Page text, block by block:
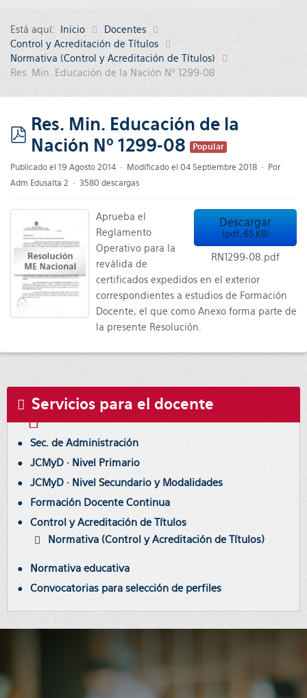
Está aquí: Inicio
Docentes
Control y Acreditación de Títulos
Normativa (Control y Acreditación de Títulos)
Res. Min. Educación de la Nación Nº 1299-08
pdf
Res. Min. Educación de la
Nación Nº 1299-08
Popular
Publicado el 19 Agosto 2014 Modificado el 04 Septiembre 2018
Por
Adm Edusalta 2
3580 descargas
Descargar
(pdf, 65 KB)
RN1299-08.pdf
Aprueba el
Reglamento
Operativo para la
reválida de
certificados expedidos en el exterior
correspondientes a estudios de Formación
Docente, el que como Anexo forma parte de
la presente Resolución.
Servicios para el docente
Sec. de Administración
JCMyD · Nivel Primario
JCMyD · Nivel Secundario y Modalidades
Formación Docente Continua
Control y Acreditación de Títulos
Normativa (Control y Acreditación de Títulos)
Normativa educativa
Convocatorias para selección de perfiles